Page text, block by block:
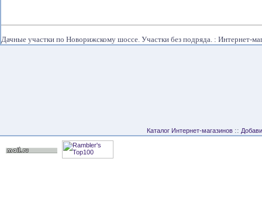
Дачные участки по Новорижскому шоссе. Участки без подряда. : Интернет-
Каталог Интернет-магазинов ::